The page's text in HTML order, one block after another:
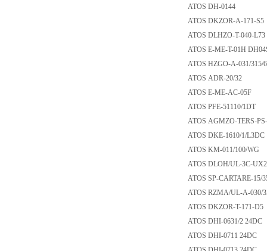
ATOS DH-0144
ATOS DKZOR-A-
ATOS DLHZO-T-
ATOS E-ME-T-01H
ATOS HZGO-A-
ATOS ADR-20/32
ATOS E-ME-AC-
ATOS PFE-51110/
ATOS AGMZO-
ATOS DKE-1610/1/
ATOS KM-011/100/
ATOS DLOH/UL-
ATOS SP-
ATOS RZMA/UL-A-
ATOS DKZOR-T-
ATOS DHI-0631/2
ATOS DHI-0711